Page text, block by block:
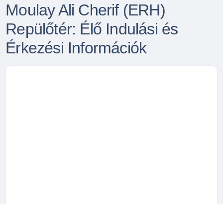
Moulay Ali Cherif (ERH)
Repülőtér: Élő Indulási és
Érkezési Információk